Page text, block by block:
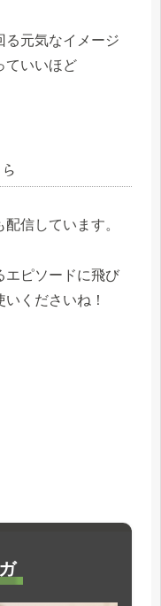
る元気なイメージ
ていいほど
信しています。
エピソードに飛び
くださいね！